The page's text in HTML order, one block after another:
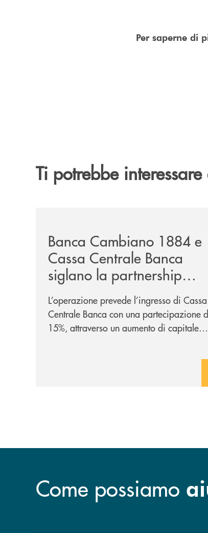
Per saperne di
Ti potrebbe
Banca Cambiano 1884 e
Cassa Centrale Banca
siglano la partnership
strategica
L’operazione prevede l’ingresso di Cassa
Centrale Banca con una partecipazione
15%, attraverso un aumento di capitale
sulla condivisione di valori comuni e
prossimità ai territori, per ampliare
Come possiamo